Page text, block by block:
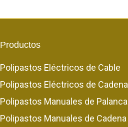
Productos
Polipastos Eléctricos de Cable
Polipastos Eléctricos de Cadena
Polipastos Manuales de Palanca
Polipastos Manuales de Cadena